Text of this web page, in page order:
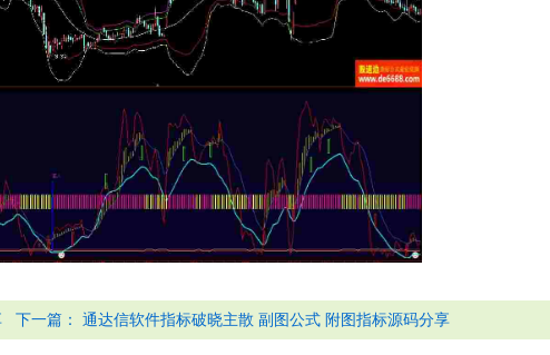
下一篇： 通达信软件指标破晓主散 副图公式 附图指标源码分享